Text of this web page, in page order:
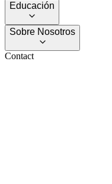
Educación
Sobre Nosotros
Contact